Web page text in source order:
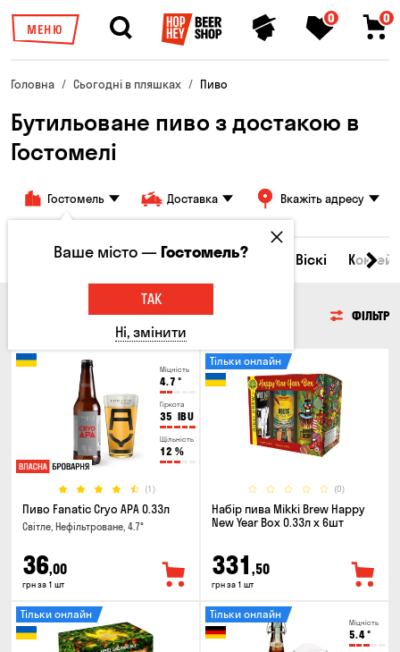
МЕНЮ
0 0
Головна Сьогодні в пляшках Пиво
Бутильоване пиво з достакою в
Гостомелі
Гостомель Доставка Вкажіть адресу
Всі товари Пиво Сидр Вино Віскі
ФІЛЬТР
Міцність
4.7 °
Гіркота
35 IBU
Щільність
12 %
(1)
Пиво Fanatic Cryo APA 0.33л
Світле, Нефільтроване, 4.7°
36,00
грн за 1 шт
(0)
Тільки онлайн
Набір пива Mikki Brew Happy
New Year Box 0.33л x 6шт
331 ,50
грн за 1 шт
Тільки онлайн
Міцність
5.4°
Тільки онлайн
Ваше місто —Гостомель?
ТАК
Ні, змінити